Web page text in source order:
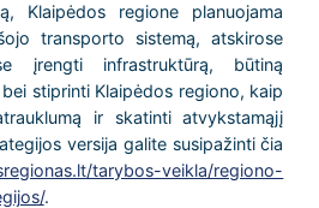
Klaipėdos regione planuojama
transporto sistemą, atskirose
įrengti infrastruktūrą, būtiną
stiprinti Klaipėdos regiono, kaip
ir skatinti atvykstamąjį
versija galite susipažinti čia
tarybos-veikla/regiono-
.